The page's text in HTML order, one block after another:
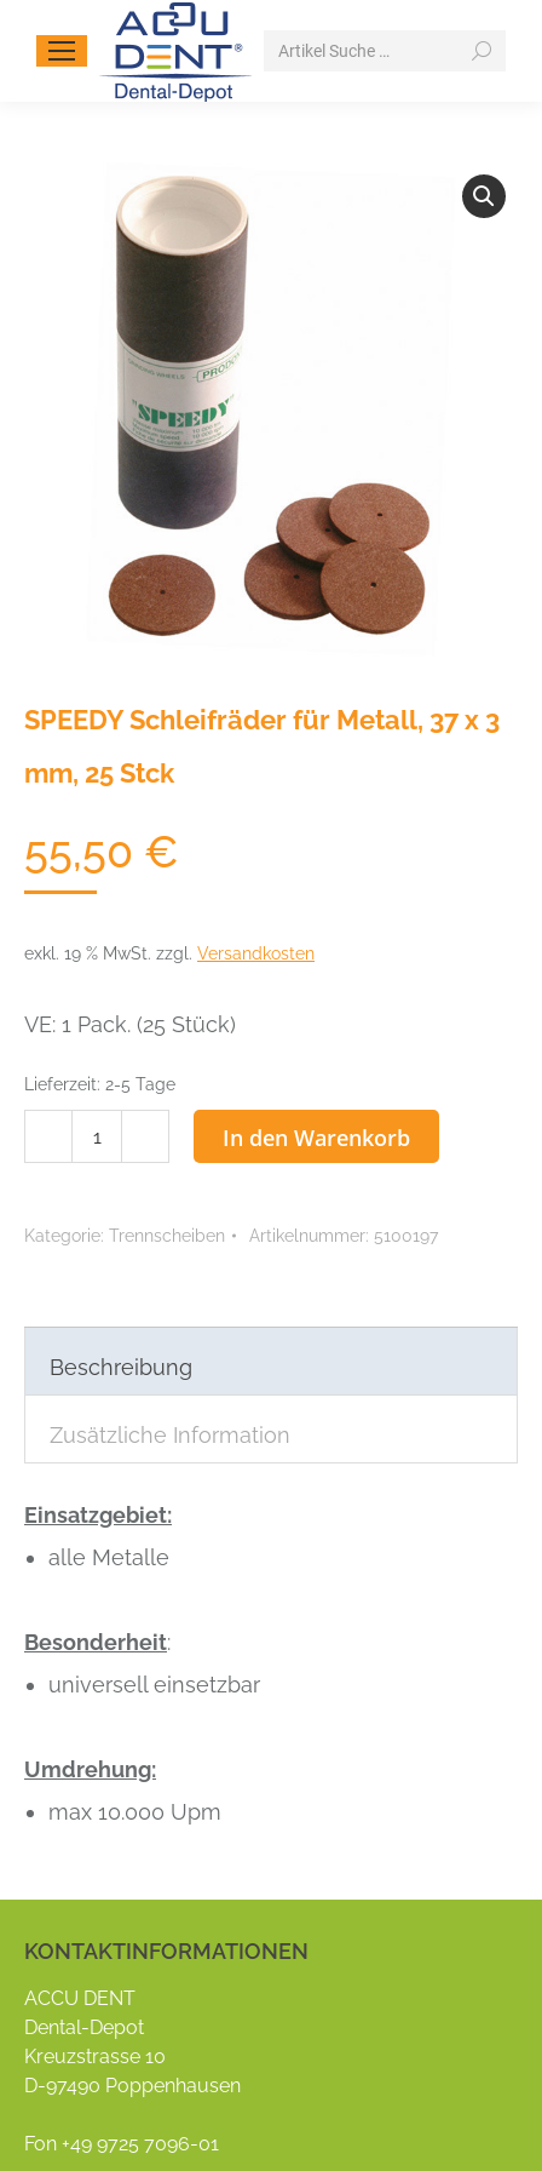
Search:
SPEEDY Schleifräder für Metall, 37 x 3
mm, 25 Stck
55,50 €
exkl. 19 % MwSt. zzgl. Versandkosten
VE: 1 Pack. (25 Stück)
Lieferzeit: 2-5 Tage
37
mm,
Stck
Menge
In den Warenkorb
Kategorie: Trennscheiben Artikelnummer: 5100197
Beschreibung
Zusätzliche Information
Einsatzgebiet:
alle Metalle
Besonderheit:
universell einsetzbar
Umdrehung:
max 10.000 Upm
KONTAKTINFORMATIONEN
ACCU DENT
Dental-Depot
Kreuzstrasse 10
D-97490 Poppenhausen
Fon +49 9725 7096-01